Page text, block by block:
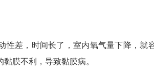
差，时间长了，室内氧气量下降，就
膜不利，导致黏膜病。